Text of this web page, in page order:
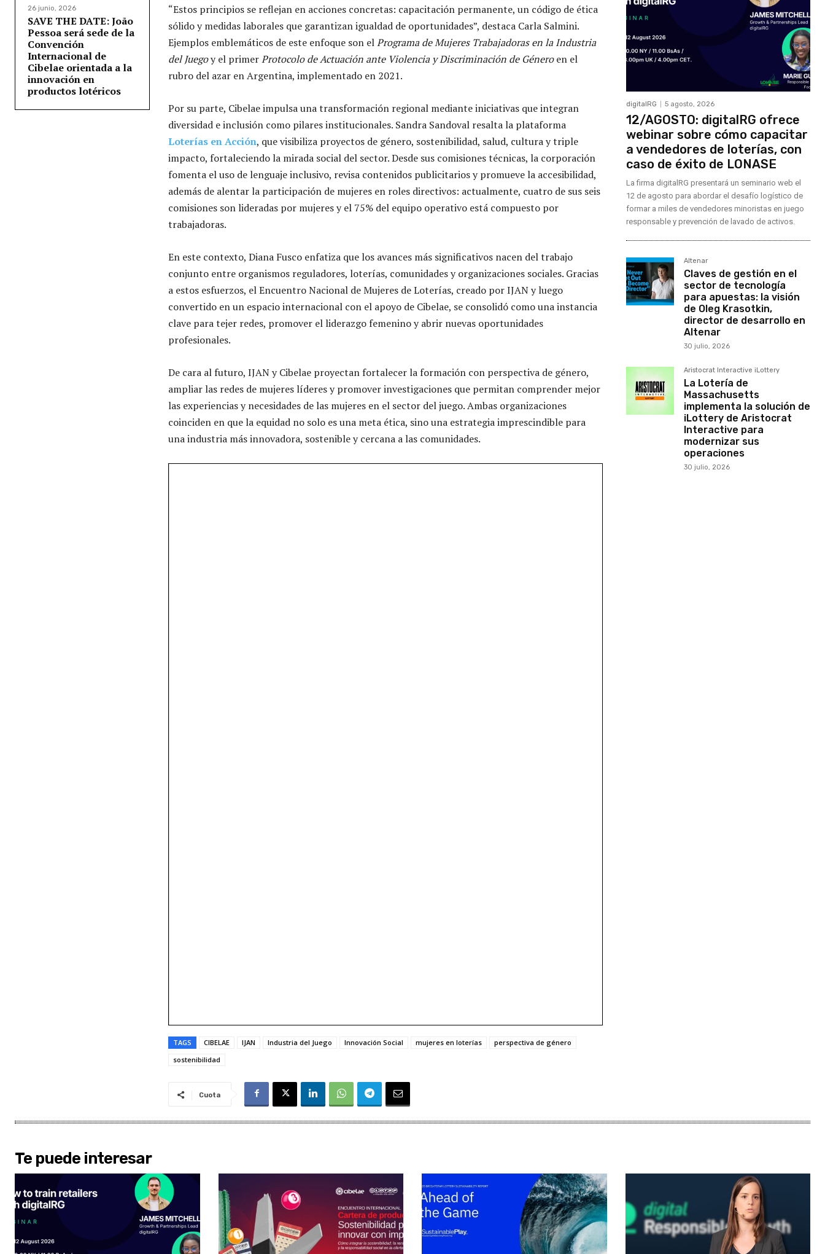
26 junio, 2026
SAVE THE DATE: João
Pessoa será sede de la
Convención
Internacional de
Cibelae orientada a la
innovación en
productos lotéricos
“Estos principios se reflejan en acciones concretas: capacitación permanente, un código de ética
sólido y medidas laborales que garantizan igualdad de oportunidades”, destaca Carla Salmini.
Ejemplos emblemáticos de este enfoque son elPrograma de Mujeres Trabajadoras en la Industria
del Juegoy el primerProtocolo de Actuación ante Violencia y Discriminación de Géneroen el
rubro del azar en Argentina, implementado en 2021.
Por su parte, Cibelae impulsa una transformación regional mediante iniciativas que integran
diversidad e inclusión como pilares institucionales. Sandra Sandoval resalta la plataforma
Loterías en Acción, que visibiliza proyectos de género, sostenibilidad, salud, cultura y triple
impacto, fortaleciendo la mirada social del sector. Desde sus comisiones técnicas, la corporación
fomenta el uso de lenguaje inclusivo, revisa contenidos publicitarios y promueve la accesibilidad,
además de alentar la participación de mujeres en roles directivos: actualmente, cuatro de sus seis
comisiones son lideradas por mujeres y el 75% del equipo operativo está compuesto por
trabajadoras.
En este contexto, Diana Fusco enfatiza que los avances más significativos nacen del trabajo
conjunto entre organismos reguladores, loterías, comunidades y organizaciones sociales. Gracias
a estos esfuerzos, el Encuentro Nacional de Mujeres de Loterías, creado por IJAN y luego
convertido en un espacio internacional con el apoyo de Cibelae, se consolidó como una instancia
clave para tejer redes, promover el liderazgo femenino y abrir nuevas oportunidades
profesionales.
De cara al futuro, IJAN y Cibelae proyectan fortalecer la formación con perspectiva de género,
ampliar las redes de mujeres líderes y promover investigaciones que permitan comprender mejor
las experiencias y necesidades de las mujeres en el sector del juego. Ambas organizaciones
coinciden en que la equidad no solo es una meta ética, sino una estrategia imprescindible para
una industria más innovadora, sostenible y cercana a las comunidades.
TAGS CIBELAE IJAN Industria del Juego Innovación Social mujeres en loterías
perspectiva de género
sostenibilidad
Cuota
digitalRG 5 agosto, 2026
12/AGOSTO: digitalRG ofrece
webinar sobre cómo capacitar
a vendedores de loterías, con
caso de éxito de LONASE
La firma digitalRG presentará un seminario web el
12 de agosto para abordar el desafío logístico de
formar a miles de vendedores minoristas en juego
responsable y prevención de lavado de activos.
Altenar
Claves de gestión en el
sector de tecnología
para apuestas: la visión
de Oleg Krasotkin,
director de desarrollo en
Altenar
30 julio, 2026
Aristocrat Interactive iLottery
La Lotería de
Massachusetts
implementa la solución de
iLottery de Aristocrat
Interactive para
modernizar sus
operaciones
30 julio, 2026
Te puede interesar